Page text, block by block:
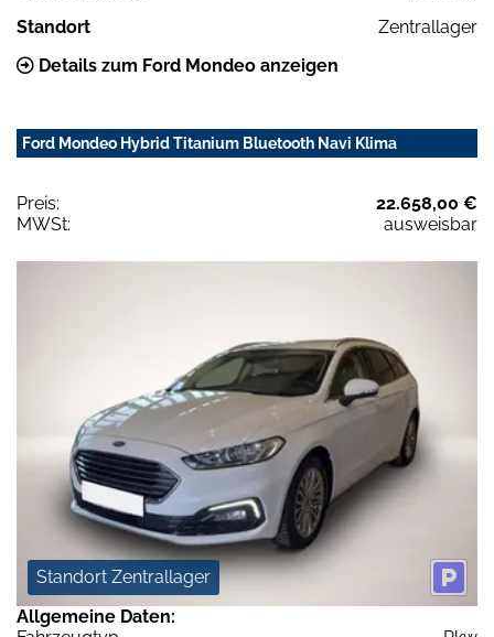
Standort
Zentrallager
Details zum Ford Mondeo anzeigen
Ford Mondeo Hybrid Titanium Bluetooth Navi Klima
Preis:
22.658,00 €
MWSt:
ausweisbar
Standort Zentrallager
Allgemeine Daten: